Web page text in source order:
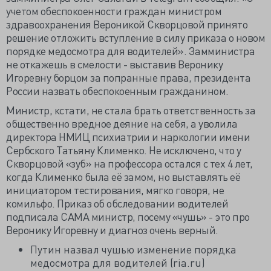
учетом обеспокоенности граждан министром
здравоохранения Вероникой Скворцовой принято
решение отложить вступление в силу приказа о новом
порядке медосмотра для водителей». Замминистра
не откажешь в смелости - выставив Веронику
Игоревну борцом за попранные права, президента
России назвать обеспокоенным гражданином.
Министр, кстати, не стала брать ответственность за
общественно вредное деяние на себя, а уволила
директора НМИЦ психиатрии и наркологии имени
Сербского Татьяну Клименко. Не исключено, что у
Скворцовой «зуб» на профессора остался с тех 4 лет,
когда Клименко была её замом, но выставлять её
инициатором тестирования, мягко говоря, не
комильфо. Приказ об обследовании водителей
подписала САМА министр, посему «чушь» - это про
Веронику Игоревну и диагноз очень верный.
Путин назвал чушью изменение порядка
медосмотра для водителей (ria.ru)